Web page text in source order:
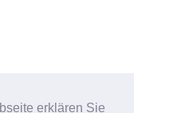
erklären Sie